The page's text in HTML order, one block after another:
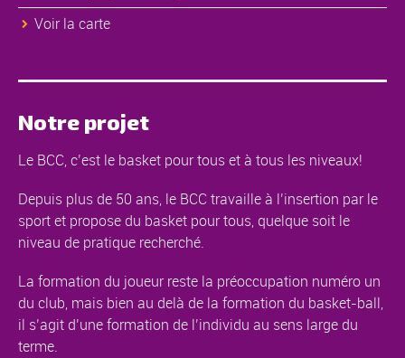
Voir la carte
Notre projet
Le BCC, c’est le basket pour tous et à tous les niveaux!
Depuis plus de 50 ans, le BCC travaille à l’insertion par le
sport et propose du basket pour tous, quelque soit le
niveau de pratique recherché.
La formation du joueur reste la préoccupation numéro un
du club, mais bien au delà de la formation du basket-ball,
il s’agit d’une formation de l’individu au sens large du
terme.